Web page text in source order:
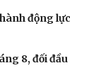
động lực
8, đối đầu